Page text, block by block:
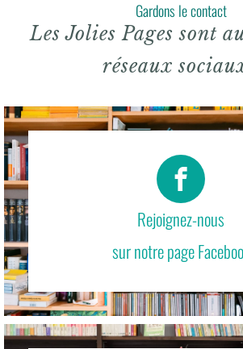
Gardons le contact
Les Jolies Pages sont
réseaux
Rejoignez-nous
sur notre page